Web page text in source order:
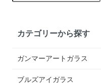
カテゴリーから探す
ガンマーアートガラス
ブルズアイガラス